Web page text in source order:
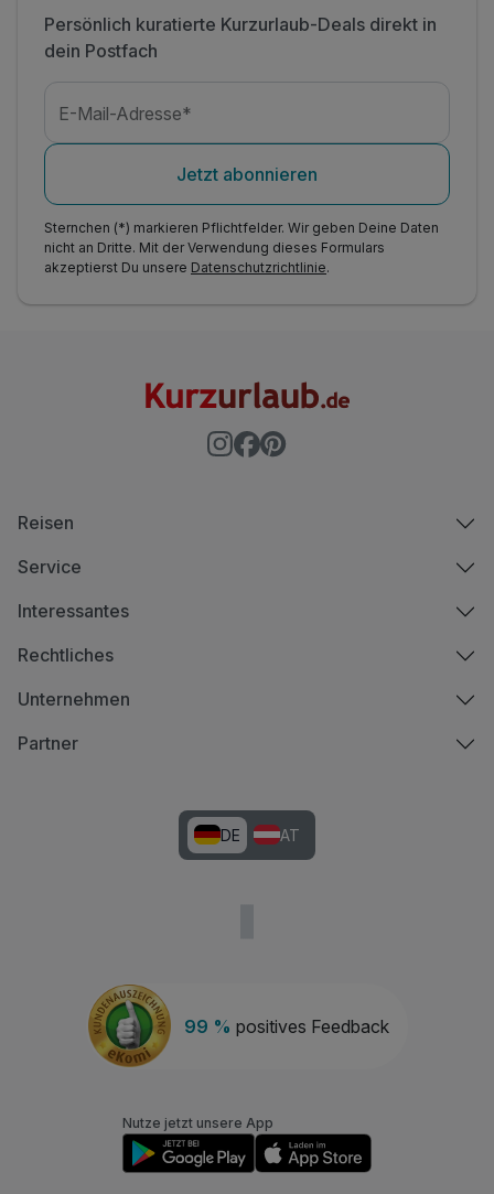
Persönlich kuratierte Kurzurlaub-Deals direkt in
dein Postfach
E-Mail-Adresse*
Jetzt abonnieren
Sternchen (*) markieren Pflichtfelder. Wir geben Deine Daten
nicht an Dritte. Mit der Verwendung dieses Formulars
akzeptierst Du unsere Datenschutzrichtlinie.
99 % positives Feedback
Reisen
Service
Interessantes
Rechtliches
Unternehmen
Partner
DE AT
Nutze jetzt unsere App